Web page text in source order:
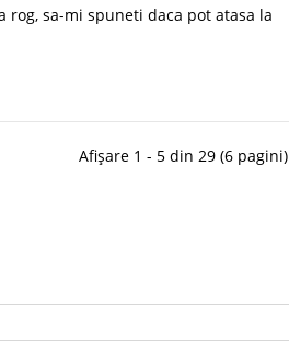
rog, sa-mi spuneti daca pot atasa la
Afișare 1 - 5 din 29 (6 pagini)